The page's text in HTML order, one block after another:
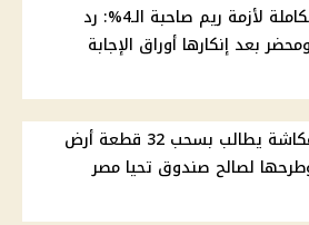
القصة الكاملة لأزمة ريم صاحبة الـ4%: رد
بعد إنكارها أوراق الإجابة
توفيق عكاشة يطالب بسحب 32 قطعة أرض
لصالح صندوق تحيا مصر